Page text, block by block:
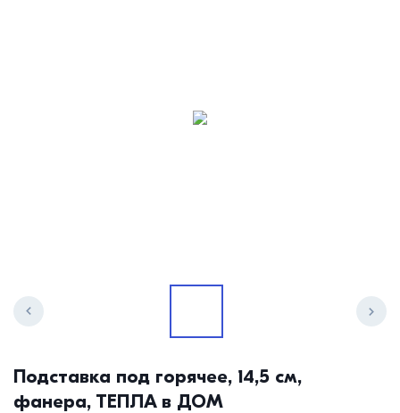
Подставка под горячее, 14,5 см,
фанера, ТЕПЛА в ДОМ